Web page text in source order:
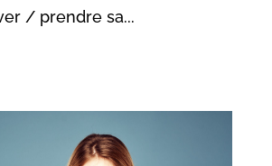
/ prendre sa...